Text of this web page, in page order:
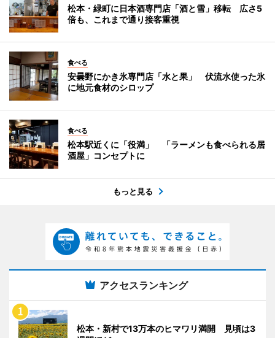
松本・緑町に日本酒専門店「酒と雪」移転 広さ5
倍も、これまで通り接客重視
食べる
安曇野にかき氷専門店「水と果」 伏流水使った氷
に地元食材のシロップ
食べる
松本駅近くに「役満」 「ラーメンも食べられる居
酒屋」コンセプトに
もっと見る
アクセスランキング
松本・新村で13万本のヒマワリ満開 見頃は3